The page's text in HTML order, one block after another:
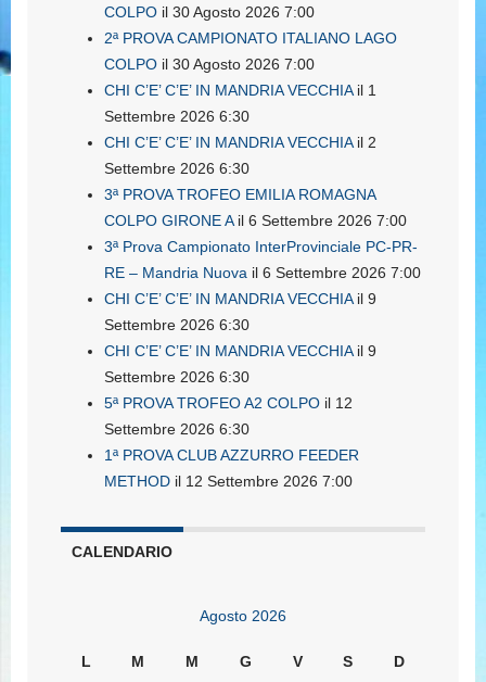
COLPO il 30 Agosto 2026 7:00
2ª PROVA CAMPIONATO ITALIANO LAGO
COLPO il 30 Agosto 2026 7:00
CHI C’E’ C’E’ IN MANDRIA VECCHIAil 1
Settembre 2026 6:30
CHI C’E’ C’E’ IN MANDRIA VECCHIAil 2
Settembre 2026 6:30
3ª PROVA TROFEO EMILIA ROMAGNA
COLPO GIRONE Ail 6 Settembre 2026 7:00
3ª Prova Campionato InterProvinciale PC-PR-
RE – Mandria Nuova il 6 Settembre 2026 7:00
CHI C’E’ C’E’ IN MANDRIA VECCHIAil 9
Settembre 2026 6:30
CHI C’E’ C’E’ IN MANDRIA VECCHIAil 9
Settembre 2026 6:30
5ª PROVA TROFEO A2 COLPO il 12
Settembre 2026 6:30
1ª PROVA CLUB AZZURRO FEEDER
METHOD il 12 Settembre 2026 7:00
CALENDARIO
Agosto 2026
L M M G V S D